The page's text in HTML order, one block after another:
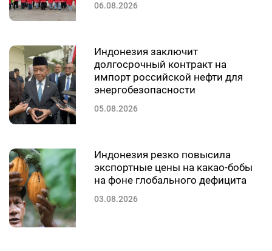
06.08.2026
Индонезия заключит
долгосрочный контракт на
импорт российской нефти для
энергобезопасности
05.08.2026
Индонезия резко повысила
экспортные цены на какао-бобы
на фоне глобального дефицита
03.08.2026